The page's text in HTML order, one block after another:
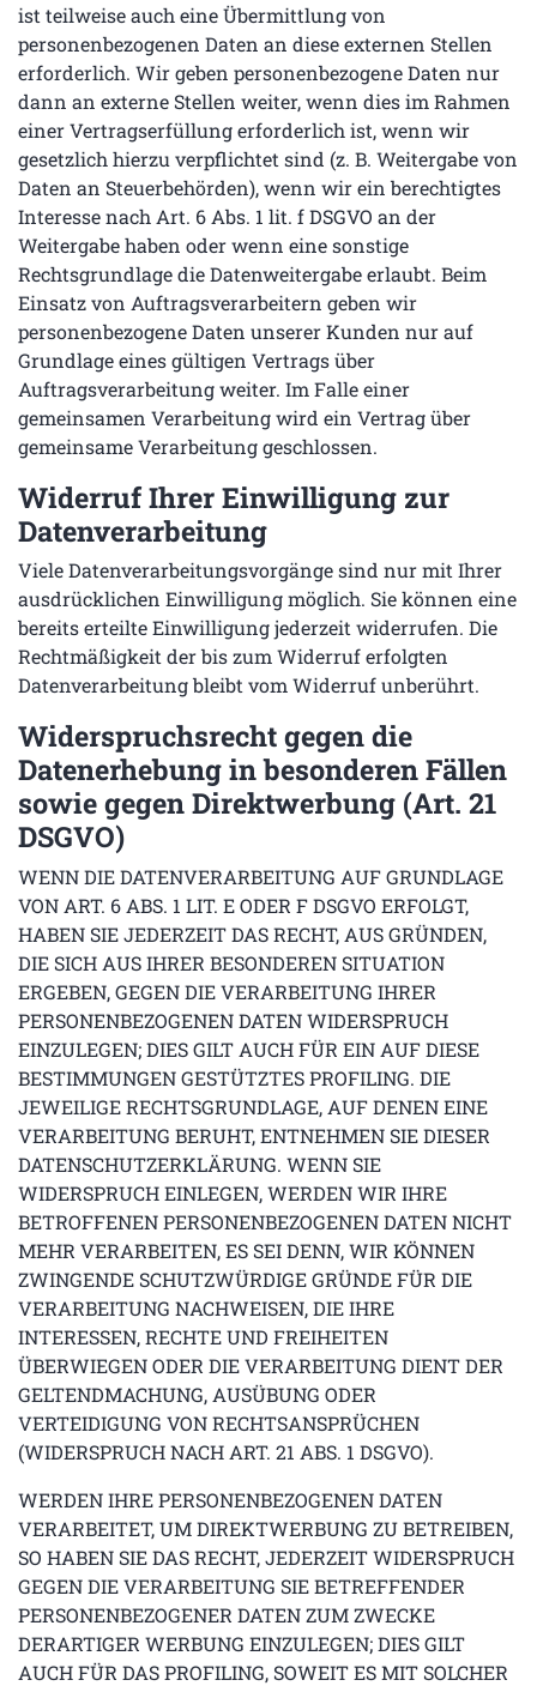
ist teilweise auch eine Übermittlung von
personenbezogenen Daten an diese externen Stellen
erforderlich. Wir geben personenbezogene Daten nur
dann an externe Stellen weiter, wenn dies im Rahmen
einer Vertragserfüllung erforderlich ist, wenn wir
gesetzlich hierzu verpflichtet sind (z. B. Weitergabe von
Daten an Steuerbehörden), wenn wir ein berechtigtes
Interesse nach Art. 6 Abs. 1 lit. f DSGVO an der
Weitergabe haben oder wenn eine sonstige
Rechtsgrundlage die Datenweitergabe erlaubt. Beim
Einsatz von Auftragsverarbeitern geben wir
personenbezogene Daten unserer Kunden nur auf
Grundlage eines gültigen Vertrags über
Auftragsverarbeitung weiter. Im Falle einer
gemeinsamen Verarbeitung wird ein Vertrag über
gemeinsame Verarbeitung geschlossen.
Widerruf Ihrer Einwilligung zur
Datenverarbeitung
Viele Datenverarbeitungsvorgänge sind nur mit Ihrer
ausdrücklichen Einwilligung möglich. Sie können eine
bereits erteilte Einwilligung jederzeit widerrufen. Die
Rechtmäßigkeit der bis zum Widerruf erfolgten
Datenverarbeitung bleibt vom Widerruf unberührt.
Widerspruchsrecht gegen die
Datenerhebung in besonderen Fällen
sowie gegen Direktwerbung (Art. 21
DSGVO)
WENN DIE DATENVERARBEITUNG AUF GRUNDLAGE
VON ART. 6 ABS. 1 LIT. E ODER F DSGVO ERFOLGT,
HABEN SIE JEDERZEIT DAS RECHT, AUS GRÜNDEN,
DIE SICH AUS IHRER BESONDEREN SITUATION
ERGEBEN, GEGEN DIE VERARBEITUNG IHRER
PERSONENBEZOGENEN DATEN WIDERSPRUCH
EINZULEGEN; DIES GILT AUCH FÜR EIN AUF DIESE
BESTIMMUNGEN GESTÜTZTES PROFILING. DIE
JEWEILIGE RECHTSGRUNDLAGE, AUF DENEN EINE
VERARBEITUNG BERUHT, ENTNEHMEN SIE DIESER
DATENSCHUTZERKLÄRUNG. WENN SIE
WIDERSPRUCH EINLEGEN, WERDEN WIR IHRE
BETROFFENEN PERSONENBEZOGENEN DATEN NICHT
MEHR VERARBEITEN, ES SEI DENN, WIR KÖNNEN
ZWINGENDE SCHUTZWÜRDIGE GRÜNDE FÜR DIE
VERARBEITUNG NACHWEISEN, DIE IHRE
INTERESSEN, RECHTE UND FREIHEITEN
ÜBERWIEGEN ODER DIE VERARBEITUNG DIENT DER
GELTENDMACHUNG, AUSÜBUNG ODER
VERTEIDIGUNG VON RECHTSANSPRÜCHEN
(WIDERSPRUCH NACH ART. 21 ABS. 1 DSGVO).
WERDEN IHRE PERSONENBEZOGENEN DATEN
VERARBEITET, UM DIREKTWERBUNG ZU BETREIBEN,
SO HABEN SIE DAS RECHT, JEDERZEIT WIDERSPRUCH
GEGEN DIE VERARBEITUNG SIE BETREFFENDER
PERSONENBEZOGENER DATEN ZUM ZWECKE
DERARTIGER WERBUNG EINZULEGEN; DIES GILT
AUCH FÜR DAS PROFILING, SOWEIT ES MIT SOLCHER